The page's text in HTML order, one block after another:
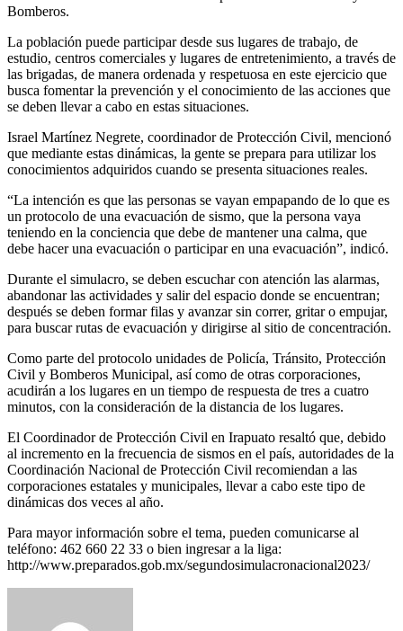
Bomberos.
La población puede participar desde sus lugares de trabajo, de
estudio, centros comerciales y lugares de entretenimiento, a través de
las brigadas, de manera ordenada y respetuosa en este ejercicio que
busca fomentar la prevención y el conocimiento de las acciones que
se deben llevar a cabo en estas situaciones.
Israel Martínez Negrete, coordinador de Protección Civil, mencionó
que mediante estas dinámicas, la gente se prepara para utilizar los
conocimientos adquiridos cuando se presenta situaciones reales.
“La intención es que las personas se vayan empapando de lo que es
un protocolo de una evacuación de sismo, que la persona vaya
teniendo en la conciencia que debe de mantener una calma, que
debe hacer una evacuación o participar en una evacuación”, indicó.
Durante el simulacro, se deben escuchar con atención las alarmas,
abandonar las actividades y salir del espacio donde se encuentran;
después se deben formar filas y avanzar sin correr, gritar o empujar,
para buscar rutas de evacuación y dirigirse al sitio de concentración.
Como parte del protocolo unidades de Policía, Tránsito, Protección
Civil y Bomberos Municipal, así como de otras corporaciones,
acudirán a los lugares en un tiempo de respuesta de tres a cuatro
minutos, con la consideración de la distancia de los lugares.
El Coordinador de Protección Civil en Irapuato resaltó que, debido
al incremento en la frecuencia de sismos en el país, autoridades de la
Coordinación Nacional de Protección Civil recomiendan a las
corporaciones estatales y municipales, llevar a cabo este tipo de
dinámicas dos veces al año.
Para mayor información sobre el tema, pueden comunicarse al
teléfono: 462 660 22 33 o bien ingresar a la liga:
http://www.preparados.gob.mx/segundosimulacronacional2023/